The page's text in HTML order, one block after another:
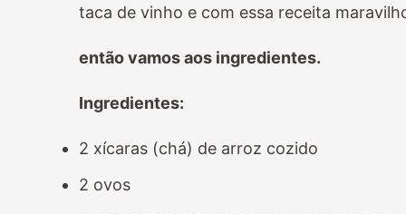
taca de vinho e com essa receita
entãovamos aos ingredientes.
Ingredientes:
2 xícaras (chá) de arroz cozido
2 ovos